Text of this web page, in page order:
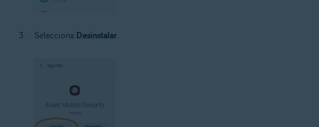
Selecciona Desinstalar.